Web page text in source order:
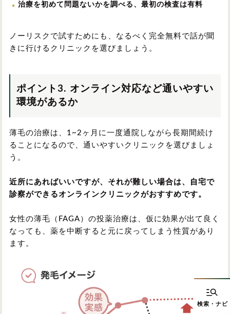
治療を初めて問題ないかを調べる、最初の検査は有料
ノーリスクで試すためにも、なるべく完全無料で話が聞
きに行けるクリニックを選びましょう。
ポイント3. オンライン対応など通いやすい
環境があるか
薄毛の治療は、1~2ヶ月に一度通院しながら長期間続け
ることになるので、通いやすいクリニックを選びましょ
う。
近所にあればいいですが、それが難しい場合は、自宅で
診察ができるオンラインクリニックがおすすめです。
女性の薄毛（FAGA）の投薬治療は、仮に効果が出て良く
なっても、薬を中断すると元に戻ってしまう性質があり
ます。